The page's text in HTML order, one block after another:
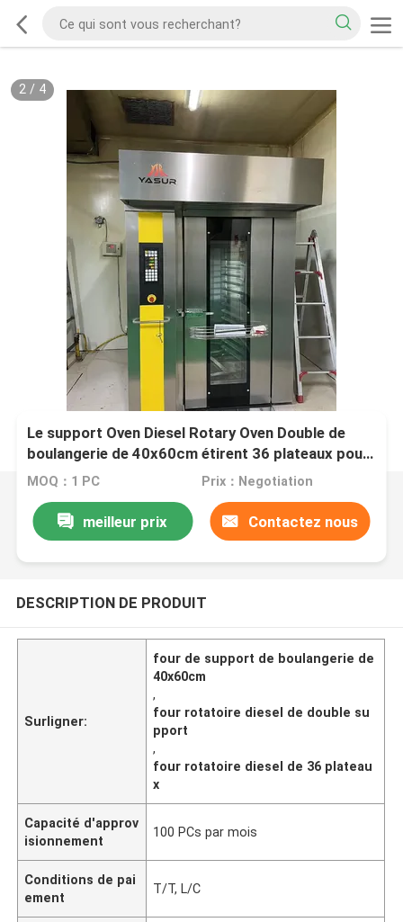
2/ 4
Le support Oven Diesel Rotary Oven Double de
boulangerie de 40x60cm étirent 36 plateaux pour
la pizza de cuisson de gâteaux de pain
MOQ：1 PC Prix：Negotiation
meilleur prix Contactez nous
DESCRIPTION DE PRODUIT
Surligner:
four de support de boulangerie de
40x60cm
,
four rotatoire diesel de double su
pport
,
four rotatoire diesel de 36 plateau
x
Capacité d'approv
isionnement
100 PCs par mois
Conditions de pai
ement
T/T, L/C